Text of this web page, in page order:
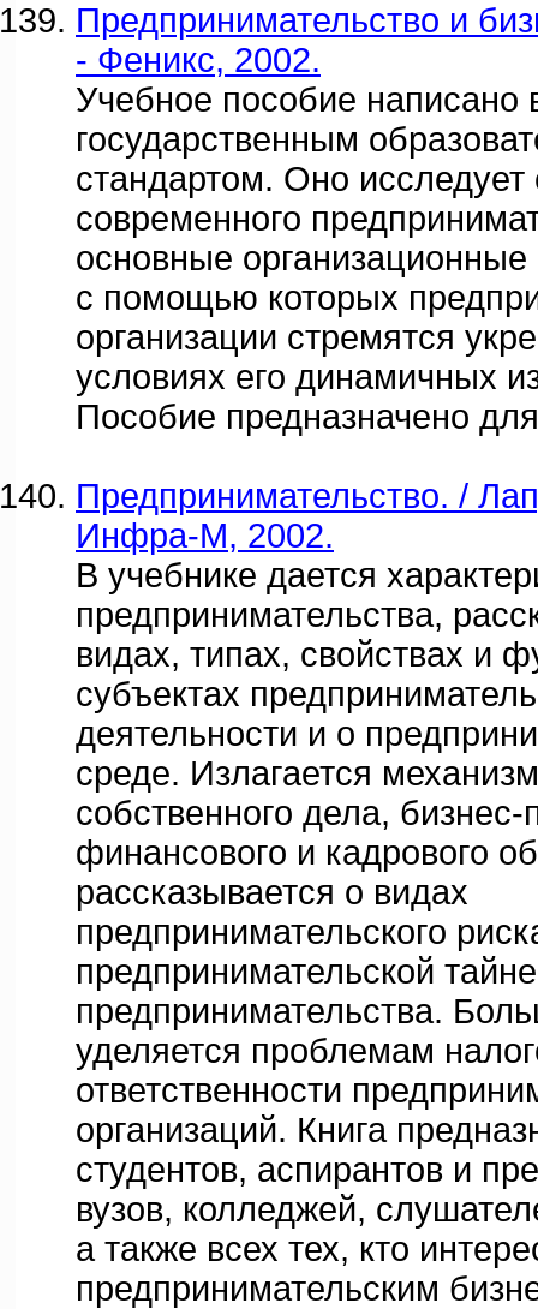
Предпринимательство и
- Феникс, 2002.
Учебное пособие написано
государственным
стандартом. Оно исследует
современного
основные
с помощью которых
организации стремятся
условиях его динамичных
Пособие предназначено
Предпринимательство. /
Инфра-М, 2002.
В учебнике дается
предпринимательства,
видах, типах, свойствах и
субъектах
деятельности и о
среде. Излагается
собственного дела,
финансового и кадрового
рассказывается о видах
предпринимательского
предпринимательской
предпринимательства.
уделяется проблемам
ответственности
организаций. Книга
студентов, аспирантов и
вузов, колледжей,
а также всех тех, кто
предпринимательским